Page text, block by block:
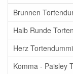
Brunnen
Halb Runde
Herz
Komma - Paisley